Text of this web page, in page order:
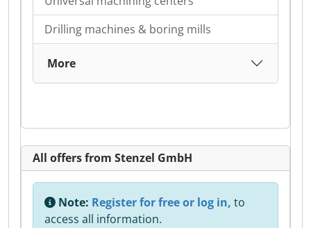
Drilling machines & boring mills
More
All offers from Stenzel GmbH
Note: Register for free or log in, to
access all information.